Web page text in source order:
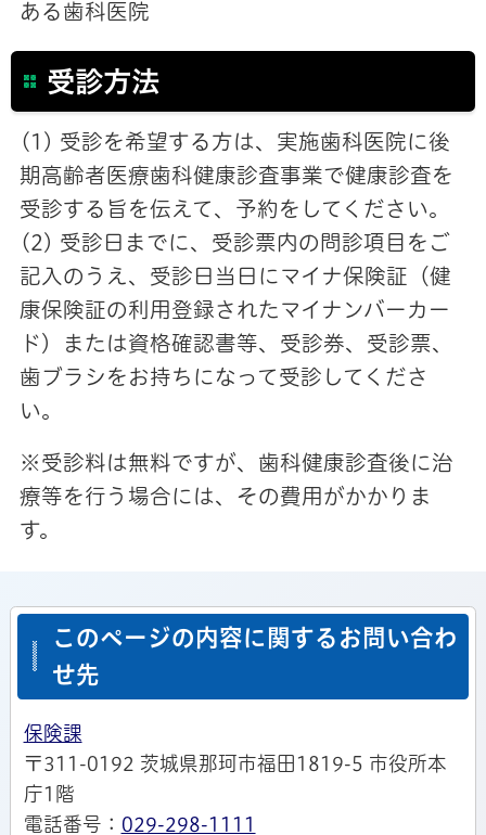
ある歯科医院
受診方法
(1) 受診を希望する方は、実施歯科医院に後
期高齢者医療歯科健康診査事業で健康診査を
受診する旨を伝えて、予約をしてください。
(2) 受診日までに、受診票内の問診項目をご
記入のうえ、受診日当日にマイナ保険証（健
康保険証の利用登録されたマイナンバーカー
ド）または資格確認書等、受診券、受診票、
歯ブラシをお持ちになって受診してくださ
い。
※受診料は無料ですが、歯科健康診査後に治
療等を行う場合には、その費用がかかりま
す。
このページの内容に関するお問い合わ
せ先
保険課
〒311-0192 茨城県那珂市福田1819-5 市役所本
庁1階
電話番号： 029-298-1111